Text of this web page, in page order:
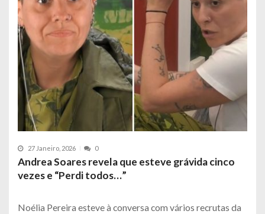
27 Janeiro, 2026 0
Andrea Soares revela que esteve grávida cinco
vezes e “Perdi todos…”
Noélia Pereira esteve à conversa com vários recrutas da